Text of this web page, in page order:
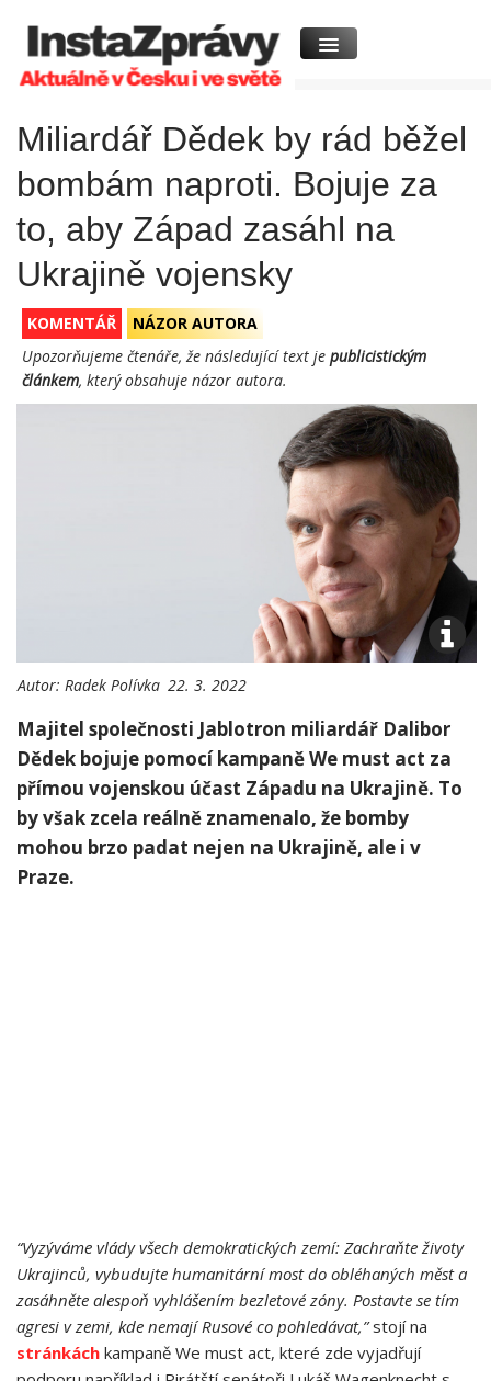
Miliardář Dědek by rád běžel
bombám naproti. Bojuje za
to, aby Západ zasáhl na
Ukrajině vojensky
KOMENTÁŘ
NÁZOR AUTORA
Upozorňujeme čtenáře, že následující text je publicistickým
článkem, který obsahuje názor autora.
Autor: Radek Polívka 22. 3. 2022
Majitel společnosti Jablotron miliardář Dalibor
Dědek bojuje pomocí kampaně We must act za
přímou vojenskou účast Západu na Ukrajině. To
by však zcela reálně znamenalo, že bomby
mohou brzo padat nejen na Ukrajině, ale i v
Praze.
“Vyzýváme vlády všech demokratických zemí: Zachraňte životy
Ukrajinců, vybudujte humanitární most do obléhaných měst a
zasáhněte alespoň vyhlášením bezletové zóny. Postavte se tím
agresi v zemi, kde nemají Rusové co pohledávat,”stojí na
stránkách kampaně We must act, které zde vyjadřují